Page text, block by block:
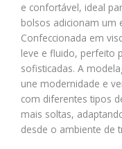
e confortável, ideal
bolsos adicionam um
Confeccionada em
leve e fluido, perfeito
sofisticadas. A
une modernidade e
com diferentes tipos
mais soltas,
desde o ambiente de